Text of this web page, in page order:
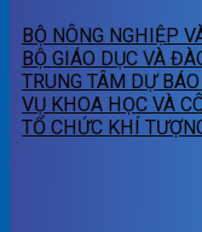
BỘ NÔNG NGHIỆP
BỘ GIÁO DỤC VÀ
TRUNG TÂM DỰ
VỤ KHOA HỌC VÀ
TỔ CHỨC KHÍ